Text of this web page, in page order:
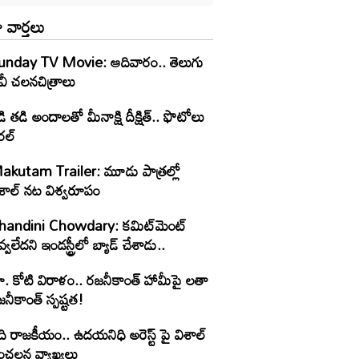
TV Movie: ఆదివారం.. తెలుగు
చ‌ల‌న‌చిత్రాలు
తడి అందాలతో మీనాక్షి దీక్షిత్‌.. ఫొటోలు
Trailer: మూడు పాత్రల్లో
నట విశ్వరూపం
Chowdary: కమిట్‌మెంట్
ఇండస్ట్రీలో బ్యాడ్ చేశాడు..
కోటి విరాళం.. రజనీకాంత్ హామీపై లతా
స్పష్టత!
రాజకీయం.. ఉదయనిధి అరెస్ట్ పై విశాల్